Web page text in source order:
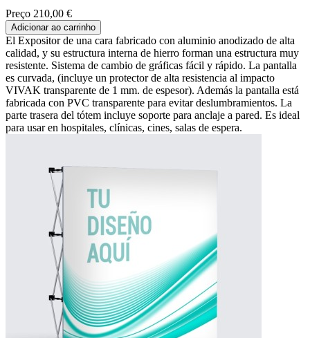
Preço 210,00 €
Adicionar ao carrinho
El Expositor de una cara fabricado con aluminio anodizado de alta
calidad, y su estructura interna de hierro forman una estructura muy
resistente. Sistema de cambio de gráficas fácil y rápido. La pantalla
es curvada, (incluye un protector de alta resistencia al impacto
VIVAK transparente de 1 mm. de espesor). Además la pantalla está
fabricada con PVC transparente para evitar deslumbramientos. La
parte trasera del tótem incluye soporte para anclaje a pared. Es ideal
para usar en hospitales, clínicas, cines, salas de espera.